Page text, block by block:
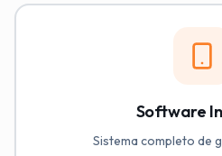
Software
Sistema completo de